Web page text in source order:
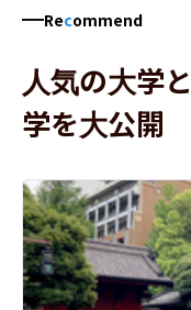
Recommend
人気の大学
学を大公開